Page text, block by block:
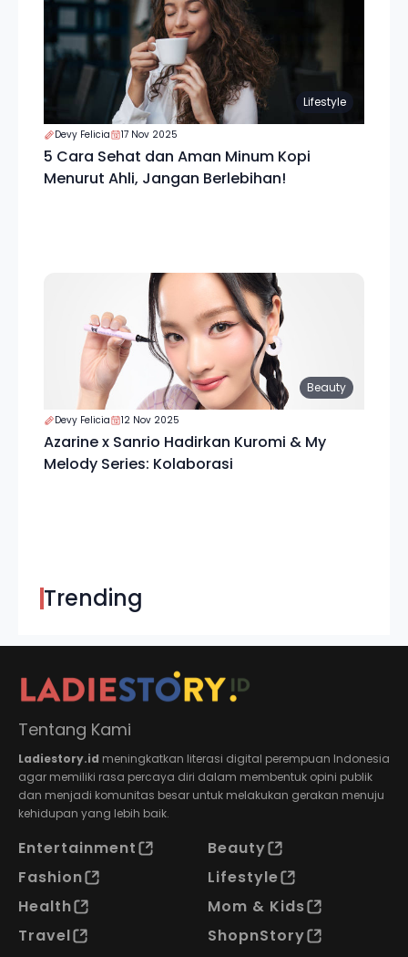
Lifestyle
Devy Felicia 17 Nov 2025
5 Cara Sehat dan Aman Minum Kopi
Menurut Ahli, Jangan Berlebihan!
Beauty
Devy Felicia 12 Nov 2025
Azarine x Sanrio Hadirkan Kuromi & My
Melody Series: Kolaborasi
Trending
Tentang Kami
Ladiestory.id meningkatkan literasi digital perempuan Indonesia
agar memiliki rasa percaya diri dalam membentuk opini publik
dan menjadi komunitas besar untuk melakukan gerakan menuju
kehidupan yang lebih baik.
Entertainment
Beauty
Fashion
Lifestyle
Health
Mom & Kids
Travel
ShopnStory